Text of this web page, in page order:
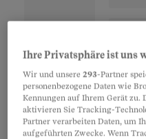
«Bin ich ein
häufigsten Fragen,
Schmieds
Ihre Privatsphäre ist uns
Wir und unsere293-Partner
personenbezogene Daten wie
Kennungen auf Ihrem Gerät zu.
aktivieren Sie Tracking-
Partner verarbeiten Daten, um
aufgeführten Zwecke. Wenn